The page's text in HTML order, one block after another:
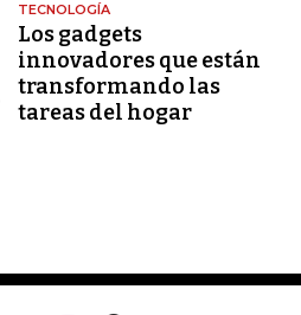
TECNOLOGÍA
Los gadgets
innovadores que están
transformando las
tareas del hogar